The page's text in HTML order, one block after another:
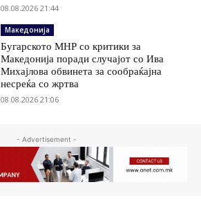
08.08.2026 21:44
Македонија
Бугарското МНР со критики за
Македонија поради случајот со Ива
Михајлова обвинета за сообраќајна
несреќа со жртва
08.08.2026 21:06
- Advertisement -